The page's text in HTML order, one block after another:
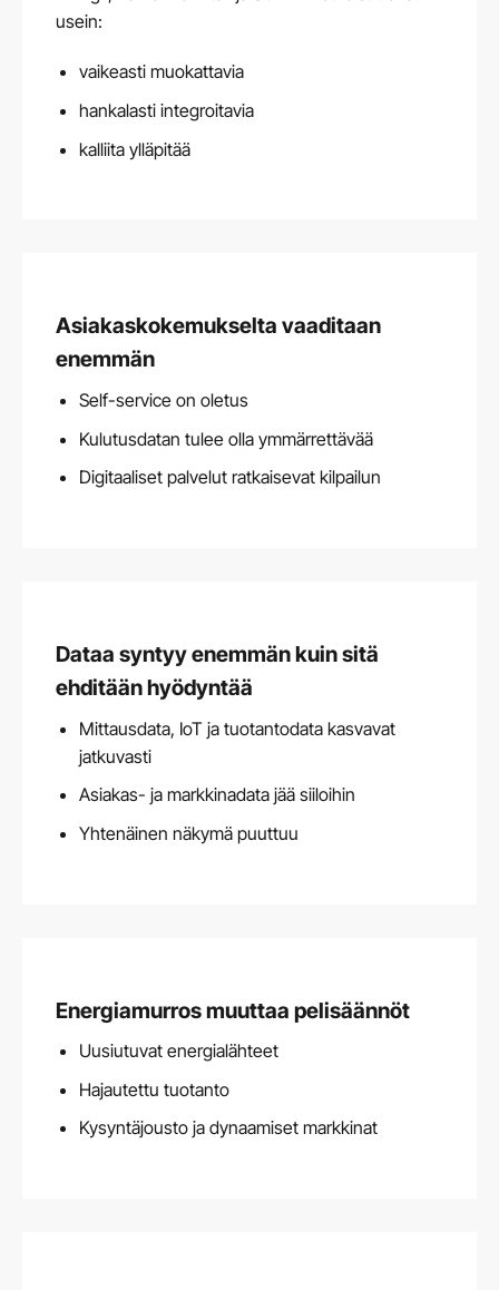
usein:
vaikeasti muokattavia
hankalasti integroitavia
kalliita ylläpitää
Asiakaskokemukselta vaaditaan
enemmän
Self-service on oletus
Kulutusdatan tulee olla ymmärrettävää
Digitaaliset palvelut ratkaisevat kilpailun
Dataa syntyy enemmän kuin sitä
ehditään hyödyntää
Mittausdata, IoT ja tuotantodata kasvavat
jatkuvasti
Asiakas- ja markkinadata jää siiloihin
Yhtenäinen näkymä puuttuu
Energiamurros muuttaa pelisäännöt
Uusiutuvat energialähteet
Hajautettu tuotanto
Kysyntäjousto ja dynaamiset markkinat